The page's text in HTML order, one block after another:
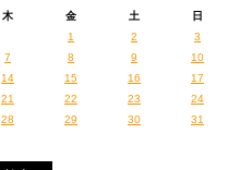
木 金 土
日
1
2
3
7 8 9
10
14 15 16
17
21 22 23
24
28 29 30
31